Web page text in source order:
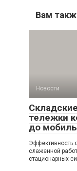
Вам
Новости
тележки
до
Эффективность
слаженной
стационарных